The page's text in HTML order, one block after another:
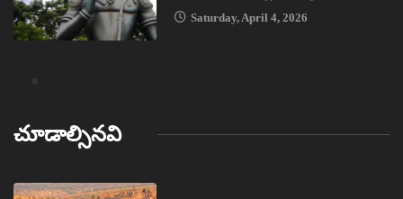
Saturday, April 4, 2026
చూడాల్సినవి